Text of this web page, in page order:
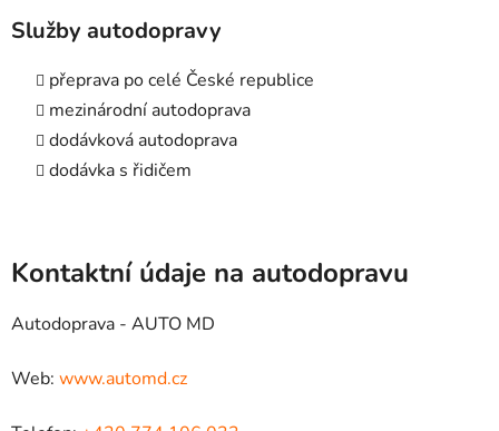
Služby autodopravy
přeprava po celé České republice
mezinárodní autodoprava
dodávková autodoprava
dodávka s řidičem
Kontaktní údaje na autodopravu
Autodoprava - AUTO MD
Web: www.automd.cz